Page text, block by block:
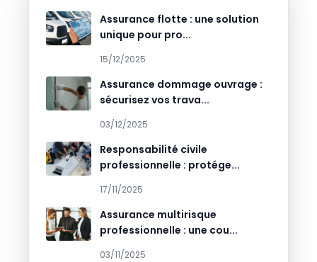
Assurance flotte : une solution
unique pour pro...
15/12/2025
Assurance dommage ouvrage :
sécurisez vos trava...
03/12/2025
Responsabilité civile
professionnelle : protége...
17/11/2025
Assurance multirisque
professionnelle : une cou...
03/11/2025